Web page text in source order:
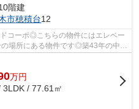
階建
市穂積台12
コーポ◎こちらの物件にはエレベー
場所にある物件です◎築43年の中古
知...
万円
3LDK / 77.61㎡